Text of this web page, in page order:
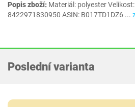
Popis zboží: Materiál: polyester
8422971830950 ASIN: B017TD1DZ6 ...
Poslední varianta